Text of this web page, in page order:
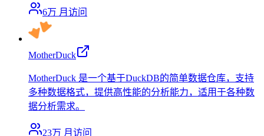
6万 月访问
MotherDuck
MotherDuck 是一个基于DuckDB的简单数据仓库，支持
多种数据格式，提供高性能的分析能力，适用于各种数
据分析需求。
23万 月访问